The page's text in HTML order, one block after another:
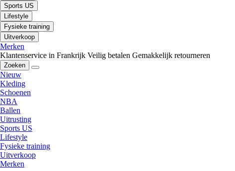
Sports US
Lifestyle
Fysieke training
Uitverkoop
Merken
Klantenservice in Frankrijk Veilig betalen Gemakkelijk retourneren
Zoeken
Nieuw
Kleding
Schoenen
NBA
Ballen
Uitrusting
Sports US
Lifestyle
Fysieke training
Uitverkoop
Merken